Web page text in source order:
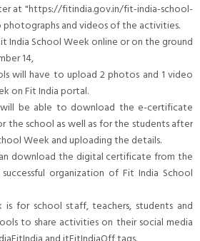
at "https://fitindia.gov.in/fit-india-school-
and videos of the activities.
India School Week online or on the ground
14,
will have to upload 2 photos and 1 video
on Fit India portal.
will be able to download the e-certificate
the school as well as for the students after
Week and uploading the details.
download the digital certificate from the
organization of Fit India School
is for school staff, teachers, students and
to share activities on their social media
and itFitIndiaOff tags.